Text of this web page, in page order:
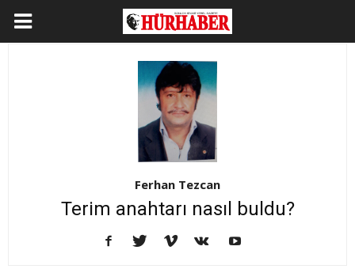
Ferhan Tezcan
Terim anahtarı nasıl buldu?